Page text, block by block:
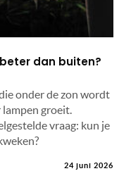
dan buiten?
onder de zon wordt
groeit.
vraag: kun je
24 juni 2026